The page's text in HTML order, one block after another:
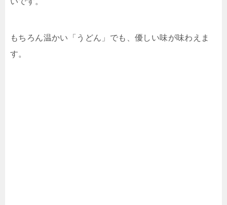
もちろん温かい「うどん」でも、優しい味が味わえま
す。